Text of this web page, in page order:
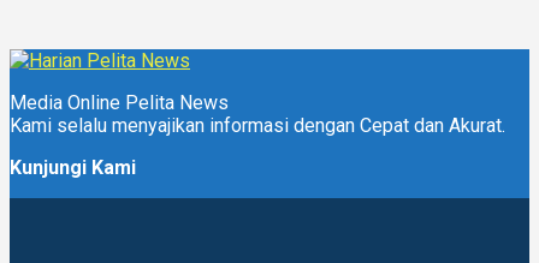
Media Online Pelita News
Kami selalu menyajikan informasi dengan Cepat dan Akurat.
Kunjungi Kami